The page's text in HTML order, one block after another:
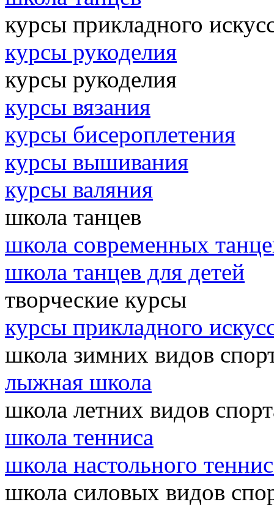
курсы прикладного
курсы рукоделия
курсы рукоделия
курсы вязания
курсы бисероплетения
курсы вышивания
курсы валяния
школа танцев
школа современных
школа танцев для детей
творческие курсы
курсы прикладного
школа зимних видов
лыжная школа
школа летних видов
школа тенниса
школа настольного
школа силовых видов